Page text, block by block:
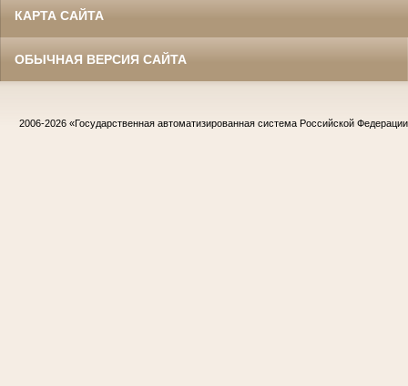
КАРТА САЙТА
ОБЫЧНАЯ ВЕРСИЯ САЙТА
2006-2026 «Государственная автоматизированная система Российской